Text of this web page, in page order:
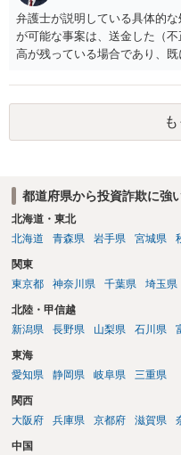
弁護士が説明している具体的
が可能な事案は、送金した（
高が残っている場合であり、
判断するため、まず何よりも
することが重要になります。
座の残高はウェブサイトで公
ら2か月程度かかることも多く
ことが望ましい）ことになり
は、幇助による共同不法行為
訴したりすることが多いです
までやるかどうかの検討も必
名目に口座を騙し取られたと
された等の事案もあり、口座
士へ依頼して同じ口座からの
とです。そのため、とにかく
うでなくても配当手続に加わ
案では、被害者の誰かが公告
まうケースが多いでしょう。
凍結された預金の公告期間満
都道府県から投資詐欺に強
北海道・東北
北海道
青森県 岩手県 宮城県
関東
東京都
神奈川県 千葉県 埼玉県
北陸・甲信越
新潟県
長野県 山梨県 石川県
東海
愛知県
静岡県 岐阜県 三重県
関西
大阪府
兵庫県 京都府 滋賀県
中国